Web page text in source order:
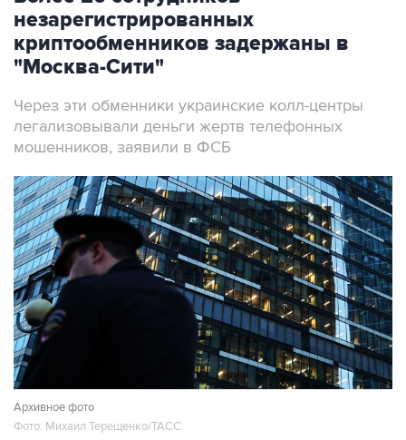
незарегистрированных
криптообменников задержаны в
"Москва-Сити"
Через эти обменники украинские колл-центры
легализовывали деньги жертв телефонных
мошенников, заявили в ФСБ
Архивное фото
Фото: Михаил Терещенко/ТАСС